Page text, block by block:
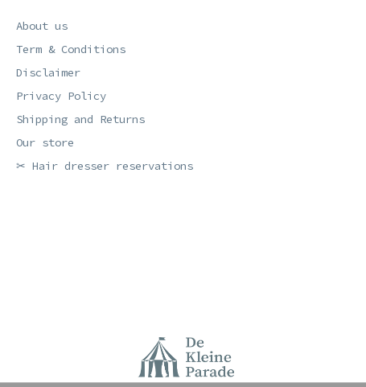
About us
Term & Conditions
Disclaimer
Privacy Policy
Shipping and Returns
Our store
✂ Hair dresser reservations